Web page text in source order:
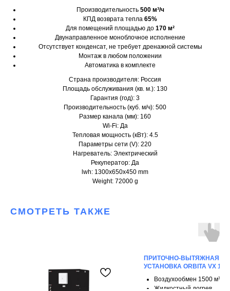
Производительность 500 м³/ч
КПД возврата тепла 65%
Для помещений площадью до 170 м²
Двунаправленное моноблочное исполнение
Отсутствует конденсат, не требует дренажной системы
Монтаж в любом положении
Автоматика в комплекте
Страна производителя: Россия
Площадь обслуживания (кв. м.): 130
Гарантия (год): 3
Производительность (куб. м/ч): 500
Размер канала (мм): 160
Wi-Fi: Да
Тепловая мощность (кВт): 4.5
Параметры сети (V): 220
Нагреватель: Электрический
Рекуператор: Да
lwh: 1300x650x450 mm
Weight: 72000 g
СМОТРЕТЬ ТАКЖЕ
ПРИТОЧНО-ВЫТЯЖНАЯ
УСТАНОВКА ORBITA VX
Воздухообмен 1500 м³/ч
Жидкостный догрев